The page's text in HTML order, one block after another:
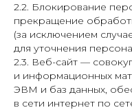
2.2. Блокирование
прекращение
(за исключением
для уточнения
2.3. Веб-сайт —
и информационных
ЭВМ и баз данных,
в сети интернет по